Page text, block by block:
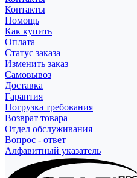
Контакты
Помощь
Как купить
Оплата
Статус заказа
Изменить заказ
Самовывоз
Доставка
Гарантия
Погрузка требования
Возврат товара
Отдел обслуживания
Вопрос - ответ
Алфавитный указатель